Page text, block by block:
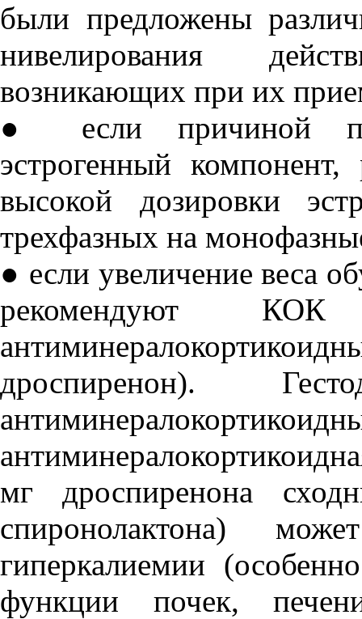
были предложены
нивелирования
возникающих при их
● если причиной
эстрогенный
высокой дозировки
трехфазных на
● если увеличение веса
рекомендуют
дроспиренон).
мг дроспиренона
спиронолактона)
гиперкалиемии
функции почек,